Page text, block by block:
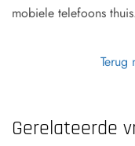
mobiele telefoons
Terug
Gerelateerde